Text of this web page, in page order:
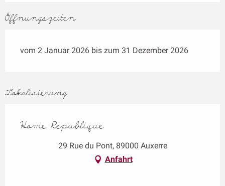
Öffnungszeiten
vom 2 Januar 2026 bis zum 31 Dezember 2026
Lokalisierung
Home Republique
29 Rue du Pont, 89000 Auxerre
Anfahrt